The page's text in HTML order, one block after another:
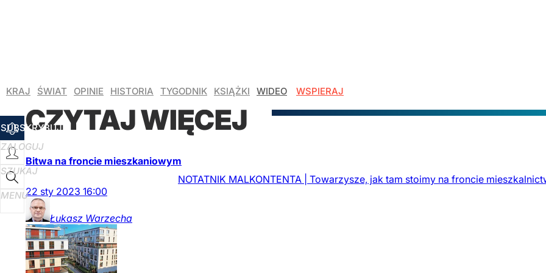
KRAJ ŚWIAT OPINIE HISTORIA TYGODNIK KSIĄŻKI WIDEO WSPIERAJ
SUBSKRYBUJ
ZALOGUJ
SZUKAJ
MENU
CZYTAJ WIĘCEJ
Bitwa na froncie mieszkaniowym
NOTATNIK MALKONTENTA | Towarzysze, jak tam stoimy na froncie
22 sty 2023 16:00
Łukasz Warzecha